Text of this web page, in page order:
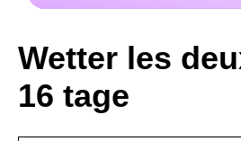
Wetter les
16 tage